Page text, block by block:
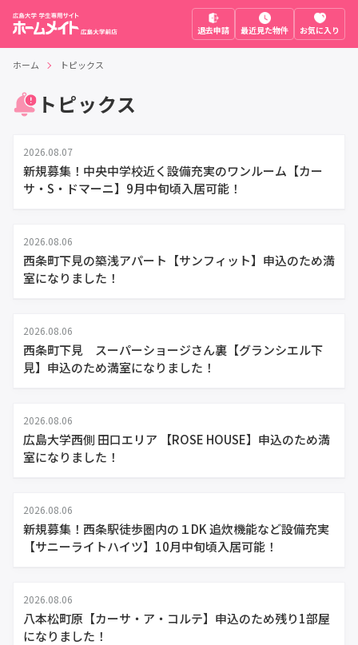
退去申請 最近見た物件 お気に入り
ホーム トピックス
トピックス
2026.08.07
新規募集！中央中学校近く設備充実のワンルーム【カー
サ・S・ドマーニ】9月中旬頃入居可能！
2026.08.06
西条町下見の築浅アパート【サンフィット】申込のため満
室になりました！
2026.08.06
西条町下見 スーパーショージさん裏【グランシエル下
見】申込のため満室になりました！
2026.08.06
広島大学西側 田口エリア 【ROSE HOUSE】申込のため満
室になりました！
2026.08.06
新規募集！西条駅徒歩圏内の１DK 追炊機能など設備充実
【サニーライトハイツ】10月中旬頃入居可能！
2026.08.06
八本松町原【カーサ・ア・コルテ】申込のため残り1部屋
になりました！